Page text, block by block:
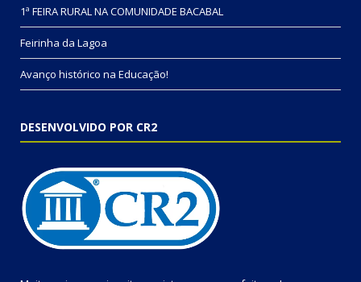
1ª FEIRA RURAL NA COMUNIDADE BACABAL
Feirinha da Lagoa
Avanço histórico na Educação!
DESENVOLVIDO POR CR2